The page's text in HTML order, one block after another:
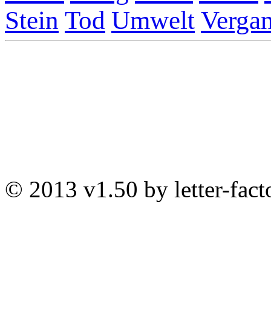
Stein Tod Umwelt
© 2013 v1.50 by letter-